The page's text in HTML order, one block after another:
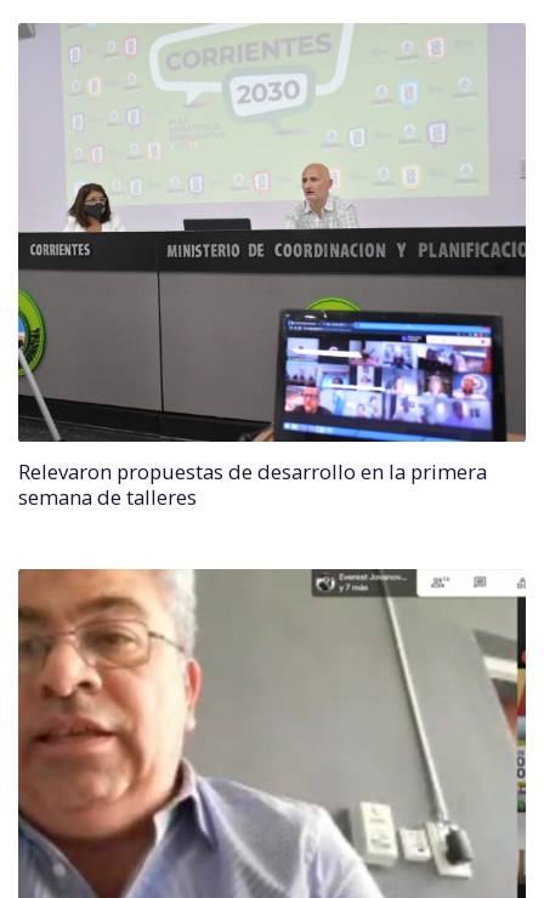
Relevaron propuestas de desarrollo en la primera
semana de talleres